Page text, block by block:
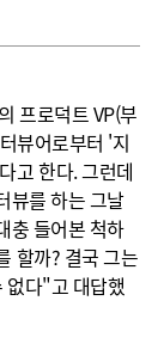
프로덕트 VP(부
뷰어로부터 '지
고 한다. 그런데
뷰를 하는 그날
충 들어본 척하
할까? 결국 그는
없다"고 대답했